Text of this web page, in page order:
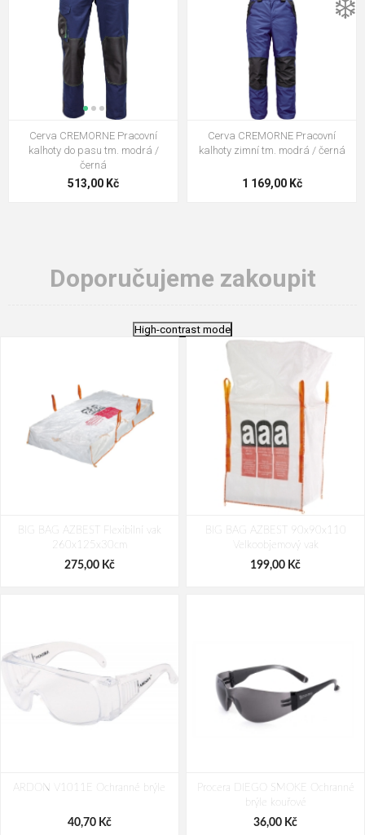
Cerva CREMORNE Pracovní
kalhoty do pasu tm. modrá /
černá
513,00 Kč
❄️
Cerva CREMORNE Pracovní
kalhoty zimní tm. modrá / černá
1 169,00 Kč
Doporučujeme zakoupit
High-contrast mode
BIG BAG AZBEST Flexibilní vak
260x125x30cm
275,00 Kč
BIG BAG AZBEST 90x90x110
Velkoobjemový vak
199,00 Kč
ARDON V1011E Ochranné brýle
40,70 Kč
Procera DIEGO SMOKE Ochranné
brýle kouřové
36,00 Kč